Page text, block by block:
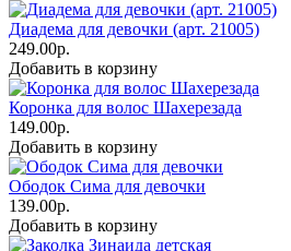
Диадема для девочки (арт. 21005)
249.00р.
Добавить в корзину
Коронка для волос Шахерезада
149.00р.
Добавить в корзину
Ободок Сима для девочки
139.00р.
Добавить в корзину